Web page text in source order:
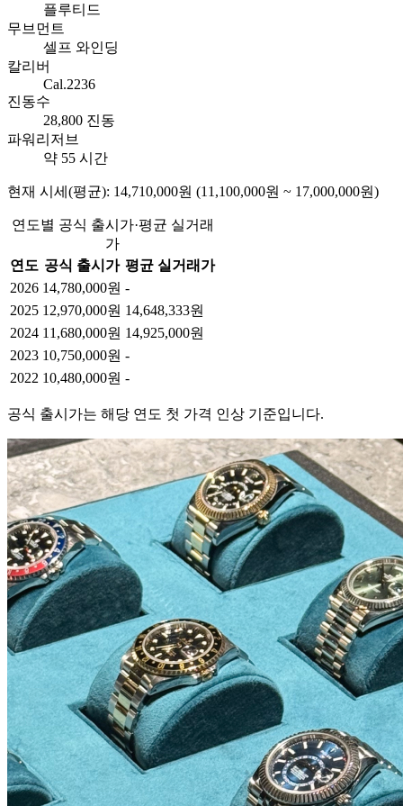
플루티드
무브먼트
셀프 와인딩
칼리버
Cal.2236
진동수
28,800 진동
파워리저브
약 55 시간
현재 시세(평균): 14,710,000원 (11,100,000원 ~ 17,000,000원)
연도별 공식 출시가·평균 실거래
가
연도 공식 출시가 평균 실거래가
2026 14,780,000원 -
2025 12,970,000원 14,648,333원
2024 11,680,000원 14,925,000원
2023 10,750,000원 -
2022 10,480,000원 -
공식 출시가는 해당 연도 첫 가격 인상 기준입니다.